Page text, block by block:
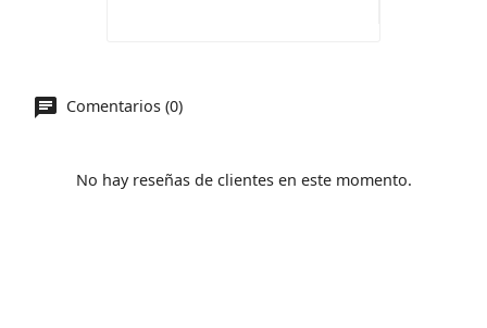
Comentarios (0)
No hay reseñas de clientes en este momento.